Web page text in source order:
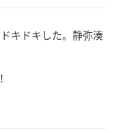
キドキした。静弥湊